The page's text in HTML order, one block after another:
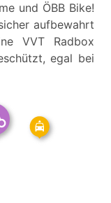
und ÖBB Bike!
aufbewahrt
VVT Radbox
egal bei